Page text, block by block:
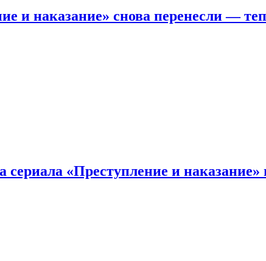
и наказание» снова перенесли —
сериала «Преступление и